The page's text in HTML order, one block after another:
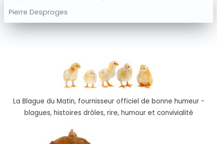
Pierre Desproges
La Blague du Matin, fournisseur officiel de bonne humeur -
blagues, histoires drôles, rire, humour et convivialité